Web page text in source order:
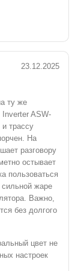
23.12.2025
ту же
ASW-
трассу
На
разговору
остывает
пользоваться
сильной жаре
Важно,
без долгого
цвет не
настроек